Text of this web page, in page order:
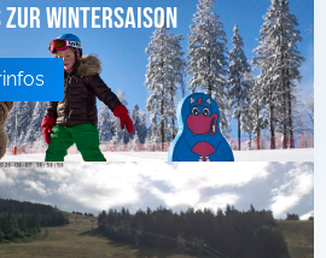
zur Wintersaison